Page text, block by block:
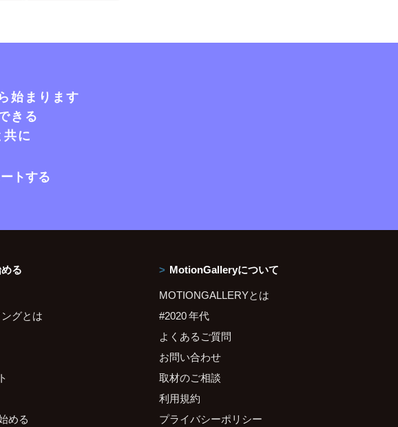
始まります
きる
に
トする
る
グとは
める
MotionGalleryについて
MOTIONGALLERYとは
#2020 年代
よくあるご質問
お問い合わせ
取材のご相談
利用規約
プライバシーポリシー